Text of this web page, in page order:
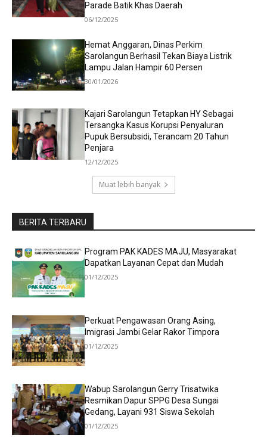
Parade Batik Khas Daerah
06/12/2025
Hemat Anggaran, Dinas Perkim
Sarolangun Berhasil Tekan Biaya Listrik
Lampu Jalan Hampir 60 Persen
30/01/2026
Kajari Sarolangun Tetapkan HY Sebagai
Tersangka Kasus Korupsi Penyaluran
Pupuk Bersubsidi, Terancam 20 Tahun
Penjara
12/12/2025
Muat lebih banyak
BERITA TERBARU
Program PAK KADES MAJU, Masyarakat
Dapatkan Layanan Cepat dan Mudah
01/12/2025
Perkuat Pengawasan Orang Asing,
Imigrasi Jambi Gelar Rakor Timpora
01/12/2025
Wabup Sarolangun Gerry Trisatwika
Resmikan Dapur SPPG Desa Sungai
Gedang, Layani 931 Siswa Sekolah
01/12/2025